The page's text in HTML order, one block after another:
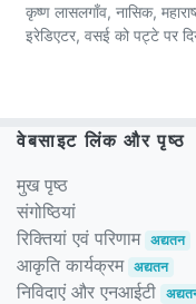
कृष्ण लासलगाँव, नासिक,
इरेडिएटर, वसई को पट्टे पर
वेबसाइट लिंक और पृष्ठ
मुख पृष्ठ
संगोष्ठियां
रिक्तियां एवं परिणाम अद्यतन
आकृति कार्यक्रम अद्यतन
निविदाएं और एनआईटी